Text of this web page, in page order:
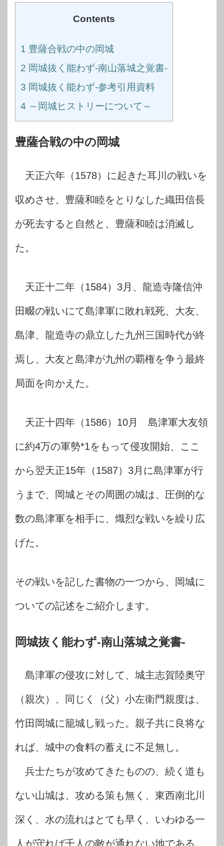
Contents
1 豊薩合戦の中の岡城
2 岡城抜く能わず-南山落城之覚書-
3 岡城抜く能わず-参考引用資料
4 ～岡城ヒストリーについて～
豊薩合戦の中の岡城
天正六年（1578）に起きた耳川の戦いを
収めさせ、豊薩和睦をとりなした織田信長
が死去すると自然と、豊薩和睦は消滅し
た。
天正十二年（1584）3月、龍造寺隆信沖
田畷の戦いにて島津軍に敗れ戦死、大友、
島津、龍造寺の鼎立した九州三国時代が終
焉し、大友と島津が九州の覇権を争う最終
局面を向かえた。
天正十四年（1586）10月 島津軍大友領
に約4万の軍勢*1をもって侵攻開始、ここ
から翌天正15年（1587）3月に島津軍が行
うまで、岡城とその周囲の城は、圧倒的な
数の島津軍を相手に、熾烈な戦いを繰り広
げた。
その戦いを記した書物の一つから、岡城に
ついての記述をご紹介します。
岡城抜く能わず-南山落城之覚書-
島津軍の侵攻に対して、城主志賀陸奥守
（親次）、同じく（父）小左衛門親度は、
竹田岡城に籠城し戦った。親子共に良将な
れば、城中の食料の蓄えに不足無し。
兵士たちが攻めてきたものの、続く道も
ない山城は、攻める策も無く、東西南北川
深く、水の流れはとても早く、いわゆる一
人が守れば千人の敵が通れない地である。